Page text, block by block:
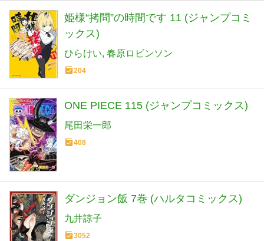
姫様“拷問”の時間です 11 (ジャンプコミ
ックス)
ひらけい 春原ロビンソン
204
ONE PIECE 115 (ジャンプコミックス)
尾田栄一郎
408
ダンジョン飯 7巻 (ハルタコミックス)
九井諒子
3052